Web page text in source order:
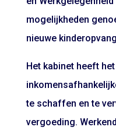
mogelijkheden
nieuwe
Het kabinet heeft
te schaffen en te
vergoeding.